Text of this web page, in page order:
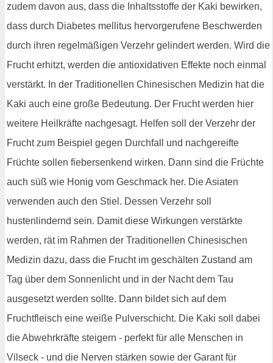
zudem davon aus, dass die Inhaltsstoffe der Kaki bewirken,
dass durch Diabetes mellitus hervorgerufene Beschwerden
durch ihren regelmäßigen Verzehr gelindert werden. Wird die
Frucht erhitzt, werden die antioxidativen Effekte noch einmal
verstärkt. In der Traditionellen Chinesischen Medizin hat die
Kaki auch eine große Bedeutung. Der Frucht werden hier
weitere Heilkräfte nachgesagt. Helfen soll der Verzehr der
Frucht zum Beispiel gegen Durchfall und nachgereifte
Früchte sollen fiebersenkend wirken. Dann sind die Früchte
auch süß wie Honig vom Geschmack her. Die Asiaten
verwenden auch den Stiel. Dessen Verzehr soll
hustenlindernd sein. Damit diese Wirkungen verstärkte
werden, rät im Rahmen der Traditionellen Chinesischen
Medizin dazu, dass die Frucht im geschälten Zustand am
Tag über dem Sonnenlicht und in der Nacht dem Tau
ausgesetzt werden sollte. Dann bildet sich auf dem
Fruchtfleisch eine weiße Pulverschicht. Die Kaki soll dabei
die Abwehrkräfte steigern - perfekt für alle Menschen in
Vilseck - und die Nerven stärken sowie der Garant für